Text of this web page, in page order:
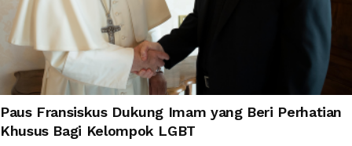
Paus Fransiskus Dukung Imam yang Beri Perhatian
Khusus Bagi Kelompok LGBT